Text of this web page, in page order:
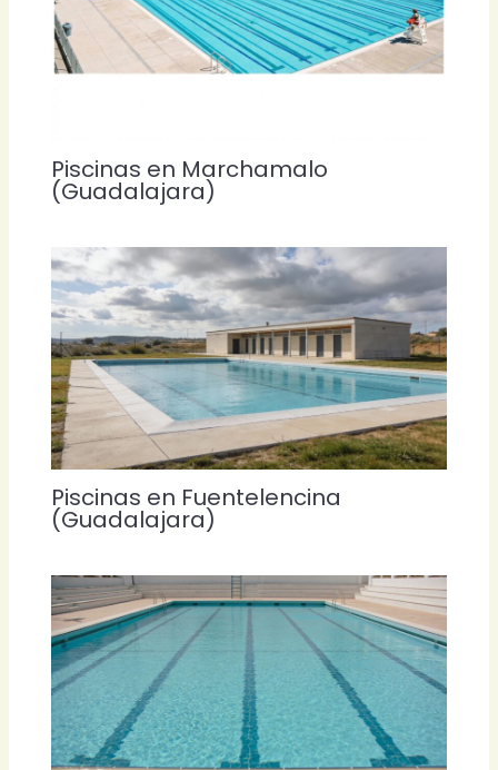
Piscinas en Marchamalo
(Guadalajara)
Piscinas en Fuentelencina
(Guadalajara)